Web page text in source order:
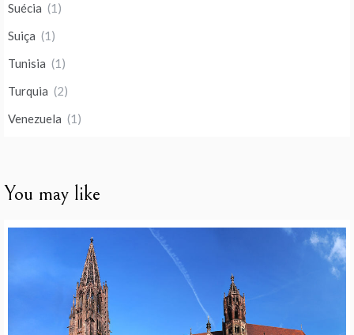
Suécia (1)
Suiça (1)
Tunisia (1)
Turquia (2)
Venezuela (1)
You may like